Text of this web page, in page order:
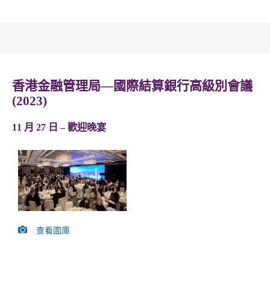
香港金融管理局—國際結算銀行高級別會議
(2023)
11 月 27 日 – 歡迎晚宴
查看圖庫